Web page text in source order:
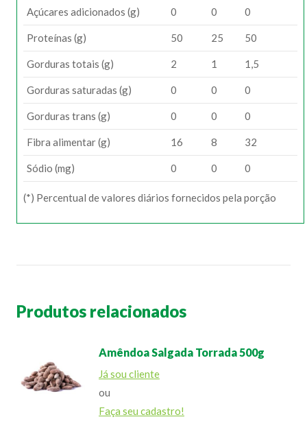
Açúcares adicionados (g) 0 0 0
Proteínas (g) 50 25 50
Gorduras totais (g) 2 1 1,5
Gorduras saturadas (g) 0 0 0
Gorduras trans (g) 0 0 0
Fibra alimentar (g) 16 8 32
Sódio (mg) 0 0 0
(*) Percentual de valores diários fornecidos pela porção
Produtos relacionados
Amêndoa Salgada Torrada 500g
Já sou cliente
ou
Faça seu cadastro!